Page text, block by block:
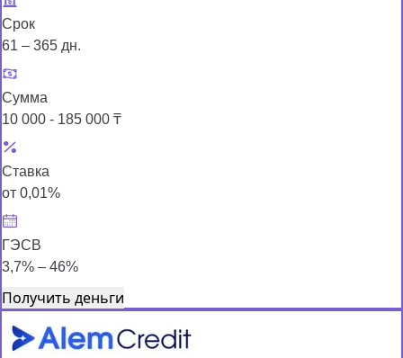
Срок
61 – 365 дн.
Сумма
10 000 - 185 000 ₸
Ставка
от 0,01%
ГЭСВ
3,7% – 46%
Получить деньги